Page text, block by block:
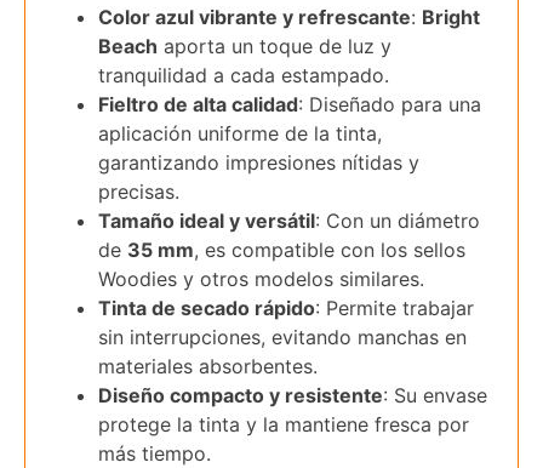
Color azul vibrante y refrescante: Bright
Beach aporta un toque de luz y
tranquilidad a cada estampado.
Fieltro de alta calidad: Diseñado para una
aplicación uniforme de la tinta,
garantizando impresiones nítidas y
precisas.
Tamaño ideal y versátil: Con un diámetro
de 35 mm, es compatible con los sellos
Woodies y otros modelos similares.
Tinta de secado rápido: Permite trabajar
sin interrupciones, evitando manchas en
materiales absorbentes.
Diseño compacto y resistente: Su envase
protege la tinta y la mantiene fresca por
más tiempo.